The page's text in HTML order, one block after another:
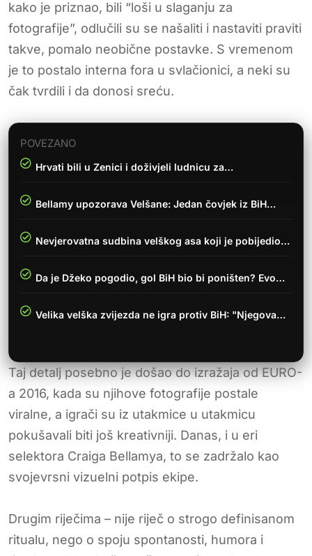
kako je priznao, bili “loši u slaganju za
fotografije”, odlučili su se našaliti i nastaviti praviti
takve, pomalo neobične postavke. S vremenom
je to postalo interna fora u svlačionici, a neki su
čak tvrdili i da donosi sreću.
POVEZANO
Hrvati bili u Zenici i doživjeli ludnicu za…
Bellamy upozorava Velšane: Jedan čovjek iz BiH…
Nevjerovatna sudbina velškog asa koji je pobijedio…
Da je Džeko pogodio, gol BiH bio bi poništen? Evo…
Velika velška zvijezda ne igra protiv BiH: "Njegova…
Taj detalj posebno je došao do izražaja od EURO-
a 2016, kada su njihove fotografije postale
viralne, a igrači su iz utakmice u utakmicu
pokušavali biti još kreativniji. Danas, i u eri
selektora Craiga Bellamya, to se zadržalo kao
svojevrsni vizuelni potpis ekipe.
Drugim riječima – nije riječ o strogo definisanom
ritualu, nego o spoju spontanosti, humora i